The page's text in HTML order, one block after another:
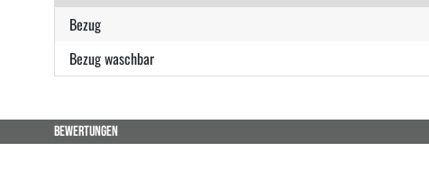
Bezug
Bezug waschbar
BEWERTUNGEN